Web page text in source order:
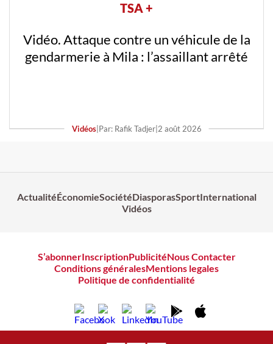
TSA +
Vidéo. Attaque contre un véhicule de la
gendarmerie à Mila : l’assaillant arrêté
Vidéos| Par: Rafik Tadjer| 2 août 2026
ActualitéÉconomieSociétéDiasporasSportInternational
Vidéos
S’abonnerInscriptionPublicitéNous Contacter
Conditions généralesMentions legales
Politique de confidentialité